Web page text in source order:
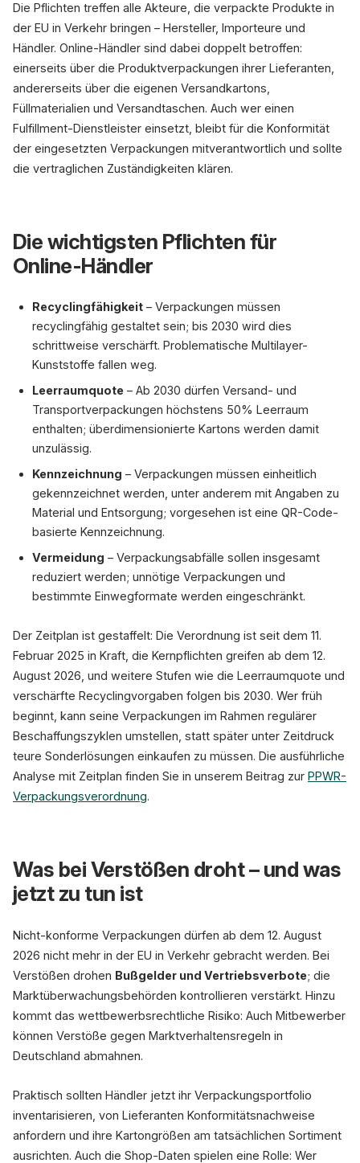
Die Pflichten treffen alle Akteure, die verpackte Produkte in
der EU in Verkehr bringen – Hersteller, Importeure und
Händler. Online-Händler sind dabei doppelt betroffen:
einerseits über die Produktverpackungen ihrer Lieferanten,
andererseits über die eigenen Versandkartons,
Füllmaterialien und Versandtaschen. Auch wer einen
Fulfillment-Dienstleister einsetzt, bleibt für die Konformität
der eingesetzten Verpackungen mitverantwortlich und sollte
die vertraglichen Zuständigkeiten klären.
Die wichtigsten Pflichten für
Online-Händler
Recyclingfähigkeit – Verpackungen müssen
recyclingfähig gestaltet sein; bis 2030 wird dies
schrittweise verschärft. Problematische Multilayer-
Kunststoffe fallen weg.
Leerraumquote – Ab 2030 dürfen Versand- und
Transportverpackungen höchstens 50% Leerraum
enthalten; überdimensionierte Kartons werden damit
unzulässig.
Kennzeichnung – Verpackungen müssen einheitlich
gekennzeichnet werden, unter anderem mit Angaben zu
Material und Entsorgung; vorgesehen ist eine QR-Code-
basierte Kennzeichnung.
Vermeidung – Verpackungsabfälle sollen insgesamt
reduziert werden; unnötige Verpackungen und
bestimmte Einwegformate werden eingeschränkt.
Der Zeitplan ist gestaffelt: Die Verordnung ist seit dem 11.
Februar 2025 in Kraft, die Kernpflichten greifen ab dem 12.
August 2026, und weitere Stufen wie die Leerraumquote und
verschärfte Recyclingvorgaben folgen bis 2030. Wer früh
beginnt, kann seine Verpackungen im Rahmen regulärer
Beschaffungszyklen umstellen, statt später unter Zeitdruck
teure Sonderlösungen einkaufen zu müssen. Die ausführliche
Analyse mit Zeitplan finden Sie in unserem Beitrag zur PPWR-
Verpackungsverordnung.
Was bei Verstößen droht – und was
jetzt zu tun ist
Nicht-konforme Verpackungen dürfen ab dem 12. August
2026 nicht mehr in der EU in Verkehr gebracht werden. Bei
Verstößen drohen Bußgelder und Vertriebsverbote; die
Marktüberwachungsbehörden kontrollieren verstärkt. Hinzu
kommt das wettbewerbsrechtliche Risiko: Auch Mitbewerber
können Verstöße gegen Marktverhaltensregeln in
Deutschland abmahnen.
Praktisch sollten Händler jetzt ihr Verpackungsportfolio
inventarisieren, von Lieferanten Konformitätsnachweise
anfordern und ihre Kartongrößen am tatsächlichen Sortiment
ausrichten. Auch die Shop-Daten spielen eine Rolle: Wer